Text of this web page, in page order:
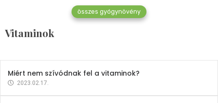
összes gyógynövény
Vitaminok
Mindent a B-12 vitaminról
2023.02.27.
Miért nem szívódnak fel a vitaminok?
2023.02.17.